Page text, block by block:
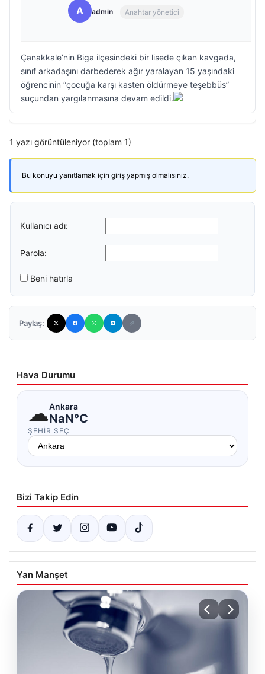
A admin Anahtar yönetici
Çanakkale’nin Biga ilçesindeki bir lisede çıkan kavgada,
sınıf arkadaşını darbederek ağır yaralayan 15 yaşındaki
öğrencinin “çocuğa karşı kasten öldürmeye teşebbüs”
suçundan yargılanmasına devam edildi.
1 yazı görüntüleniyor (toplam 1)
Bu konuyu yanıtlamak için giriş yapmış olmalısınız.
Kullanıcı adı:
Parola:
Beni hatırla
Paylaş:
Hava Durumu
☁Ankara
NaN°C
ŞEHIR SEÇ
Bizi Takip Edin
Yan Manşet